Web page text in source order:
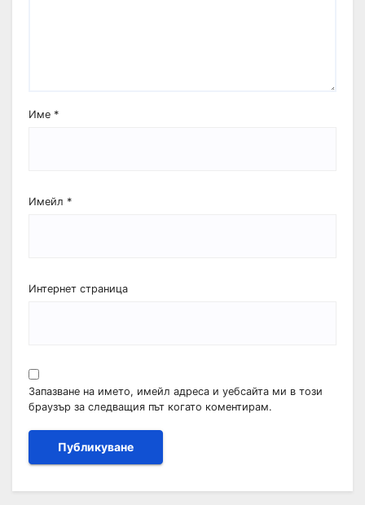
Име *
Имейл *
Интернет страница
Запазване на името, имейл адреса и уебсайта ми в този
браузър за следващия път когато коментирам.